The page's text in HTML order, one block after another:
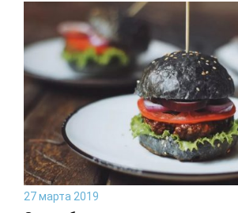
27 марта 2019